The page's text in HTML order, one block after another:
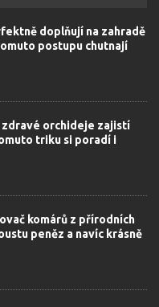
doplňují na zahradě
postupu chutnají
zdravé orchideje zajistí
triku si poradí i
komárů z přírodních
peněz a navíc krásně